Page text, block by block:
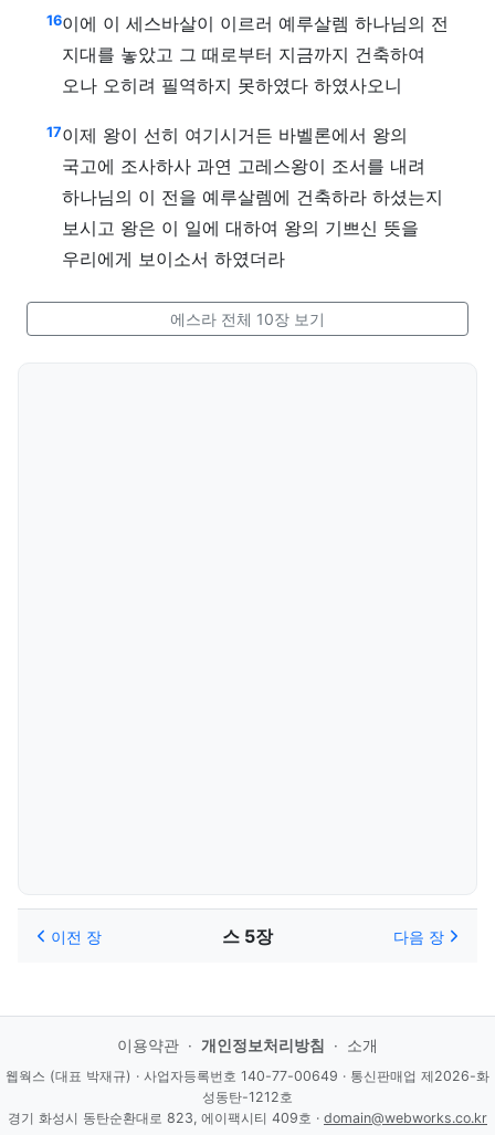
16이에 이 세스바살이 이르러 예루살렘 하나님의 전
지대를 놓았고 그 때로부터 지금까지 건축하여
오나 오히려 필역하지 못하였다 하였사오니
17이제 왕이 선히 여기시거든 바벨론에서 왕의
국고에 조사하사 과연 고레스왕이 조서를 내려
하나님의 이 전을 예루살렘에 건축하라 하셨는지
보시고 왕은 이 일에 대하여 왕의 기쁘신 뜻을
우리에게 보이소서 하였더라
에스라 전체 10장 보기
이전 장 스 5장 다음 장
이용약관 · 개인정보처리방침 · 소개
웹웍스 (대표 박재규) · 사업자등록번호 140-77-00649 · 통신판매업 제2026-화
성동탄-1212호
경기 화성시 동탄순환대로 823, 에이팩시티 409호 · domain@webworks.co.kr